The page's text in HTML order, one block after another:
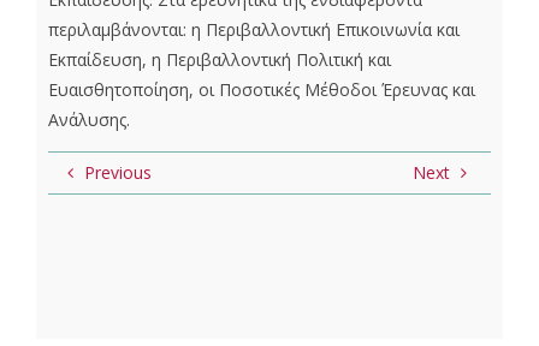
περιλαμβάνονται: η Περιβαλλοντική Επικοινωνία και
Εκπαίδευση, η Περιβαλλοντική Πολιτική και
Ευαισθητοποίηση, οι Ποσοτικές Μέθοδοι Έρευνας και
Ανάλυσης.
Previous Next